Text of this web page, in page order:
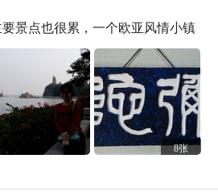
景点也很累，一个欧亚风情小镇
8张